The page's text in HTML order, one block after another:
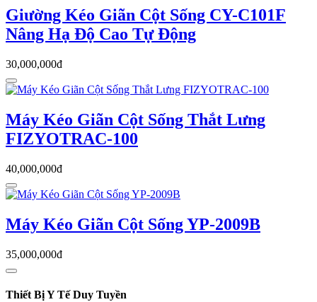
Giường Kéo Giãn Cột Sống CY-C101F
Nâng Hạ Độ Cao Tự Động
30,000,000đ
Máy Kéo Giãn Cột Sống Thắt Lưng
FIZYOTRAC-100
40,000,000đ
Máy Kéo Giãn Cột Sống YP-2009B
35,000,000đ
Thiết Bị Y Tế Duy Tuyền